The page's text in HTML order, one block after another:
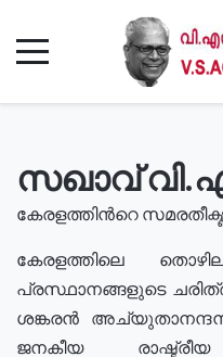
സഖാവ്
കേരളത്തിൻറെ
കേരളത്തിലെ
പ്രസ്ഥാനങ്ങളുടെ
ശങ്കരൻ
ജനകീയ